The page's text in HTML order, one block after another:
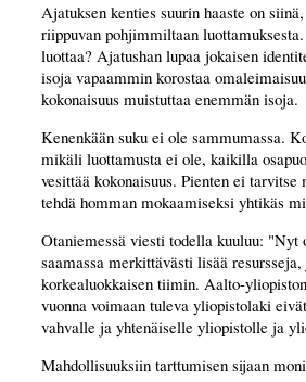
Ajatuksen kenties suurin haaste on
riippuvan pohjimmiltaan
luottaa? Ajatushan lupaa jokaisen
isoja vapaammin korostaa
kokonaisuus muistuttaa enemmän isoja.
Kenenkään suku ei ole sammumassa.
mikäli luottamusta ei ole, kaikilla
vesittää kokonaisuus. Pienten ei
tehdä homman mokaamiseksi yhtikäs
Otaniemessä viesti todella kuuluu:
saamassa merkittävästi lisää
korkealuokkaisen tiimin. Aalto-
vuonna voimaan tuleva yliopistolaki
vahvalle ja yhtenäiselle yliopistolle ja
Mahdollisuuksiin tarttumisen sijaan